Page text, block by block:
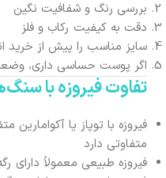
بررسی رنگ و شفافیت نگین
دقت به کیفیت رکاب و فلز
سایز مناسب را پیش از خرید
اگر پوست حساسی داری،
تفاوتفیروزهبا
فیروزه با توپاز یا
متفاوتی دارد
فیروزه طبیعی معمولاً